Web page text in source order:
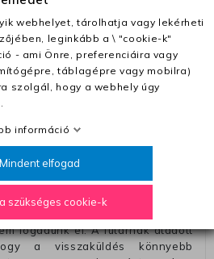
számítva
Ft utánvéttel)
Ft feletti megrendeléseknél
út)
küldjük a futárt, hogy vegye át
vagy más futárral is
fogadunk el. A futárnak átadott
a visszaküldés könnyebb
webhelyet, tárolhatja vagy lekérheti
leginkább a \ "cookie-k"
- ami Önre, preferenciáira vagy
táblagépre vagy mobilra)
szolgál, hogy a webhely úgy
információ
Mindent elfogad
szükséges cookie-k